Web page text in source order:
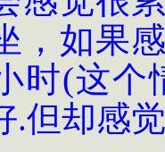
，如果
时(这个
.但却感